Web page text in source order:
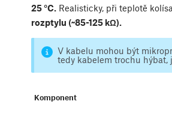
25 °C. Realisticky, při teplotě
rozptylu (~85-125 kΩ).
V kabelu mohou být
tedy kabelem trochu hýbat,
Komponent